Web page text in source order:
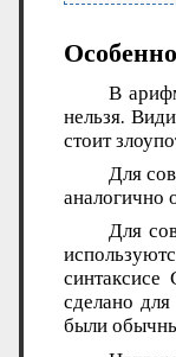
В
нельзя.
стоит
Для
аналогично
Для
синтаксисе
сделано
были